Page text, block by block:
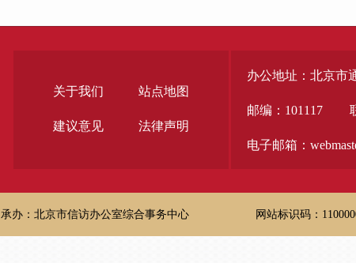
办公地址：北京市
邮编：101117
电子邮箱：
关于我们 站点地图
建议意见 法律声明
承办：北京市信访办公室综合事务中心 网站标识码：